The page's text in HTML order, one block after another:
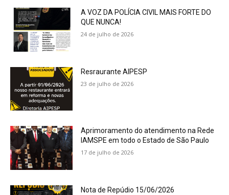
A VOZ DA POLÍCIA CIVIL MAIS FORTE DO
QUE NUNCA!
24 de julho de 2026
Resraurante AIPESP
23 de julho de 2026
Aprimoramento do atendimento na Rede
IAMSPE em todo o Estado de São Paulo
17 de julho de 2026
Nota de Repúdio 15/06/2026